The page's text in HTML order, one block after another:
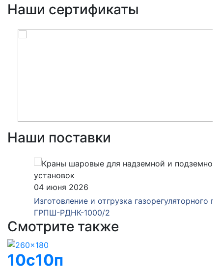
Наши сертификаты
Наши поставки
04 июня 2026
Изготовление и отгрузка газорегуляторного пункта
ГРПШ-РДНК-1000/2
Смотрите также
10с10п